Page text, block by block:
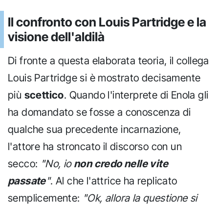
Il confronto con Louis Partridge e la
visione dell'aldilà
Di fronte a questa elaborata teoria, il collega
Louis Partridge si è mostrato decisamente
più scettico. Quando l'interprete di Enola gli
ha domandato se fosse a conoscenza di
qualche sua precedente incarnazione,
l'attore ha stroncato il discorso con un
secco: "No, io non credo nelle vite
passate". Al che l'attrice ha replicato
semplicemente: "Ok, allora la questione si